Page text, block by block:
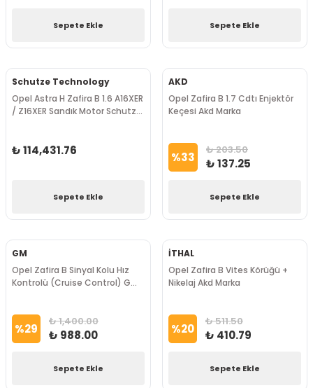
Sepete Ekle Sepete Ekle
Schutze Technology
Opel Astra H Zafira B 1.6 A16XER
/ Z16XER Sandık Motor Schutze
₺ 114,431.76
Sepete Ekle
AKD
Opel Zafira B 1.7 Cdtı Enjektör
Keçesi Akd Marka
%33 ₺ 203.50
₺ 137.25
Sepete Ekle
GM
Opel Zafira B Sinyal Kolu Hız
Kontrolü (Cruise Control) Gm
%29 ₺ 1,400.00
₺ 988.00
Sepete Ekle
İTHAL
Opel Zafira B Vites Körüğü +
Nikelaj Akd Marka
%20 ₺ 511.50
₺ 410.79
Sepete Ekle